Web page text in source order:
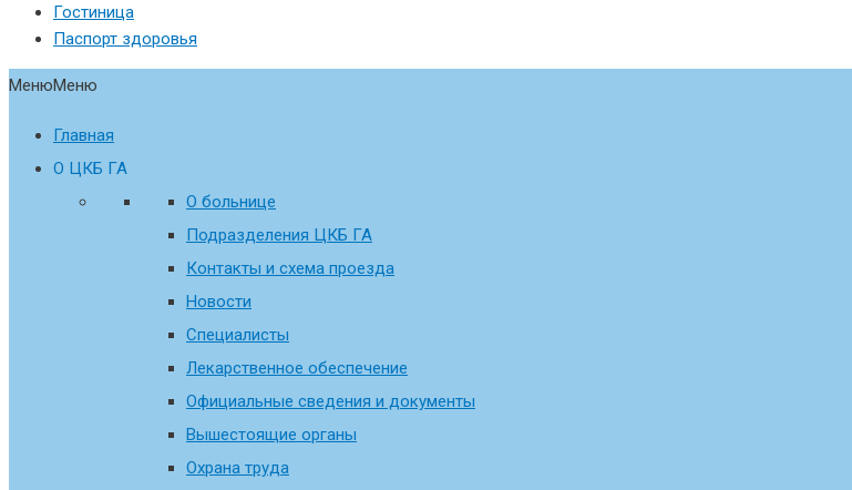
Гостиница
Паспорт здоровья
МенюМеню
Главная
О ЦКБ ГА
О больнице
Подразделения ЦКБ ГА
Контакты и схема проезда
Новости
Специалисты
Лекарственное обеспечение
Официальные сведения и документы
Вышестоящие органы
Охрана труда